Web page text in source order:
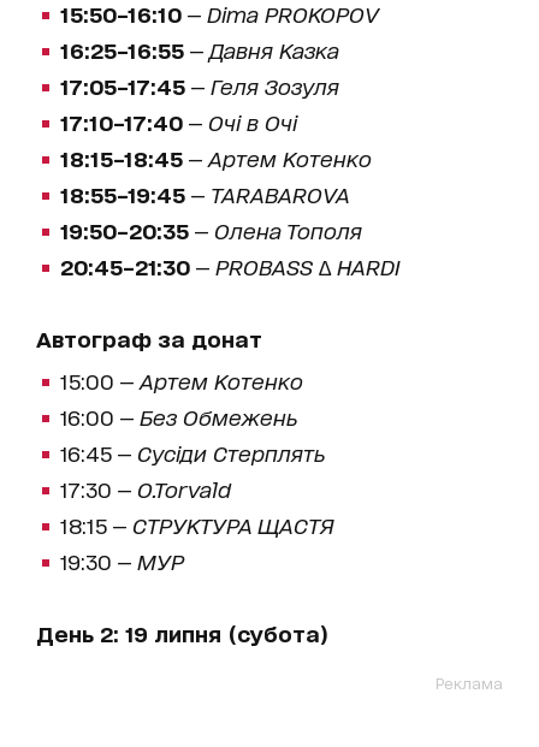
15:50–16:10 — Dima PROKOPOV
16:25–16:55 — Давня Казка
17:05–17:45 — Геля Зозуля
17:10–17:40 — Очі в Очі
18:15–18:45 — Артем Котенко
18:55–19:45 — TARABAROVA
19:50–20:35 — Олена Тополя
20:45–21:30 — PROBASS ∆ HARDI
Автограф за донат
15:00 — Артем Котенко
16:00 — Без Обмежень
16:45 — Сусіди Стерплять
17:30 — O.Torvald
18:15 — СТРУКТУРА ЩАСТЯ
19:30 — МУР
День 2: 19 липня (субота)
Реклама